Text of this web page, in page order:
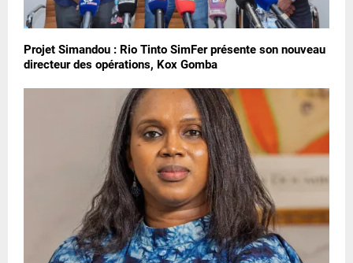
Projet Simandou : Rio Tinto SimFer présente son nouveau
directeur des opérations, Kox Gomba